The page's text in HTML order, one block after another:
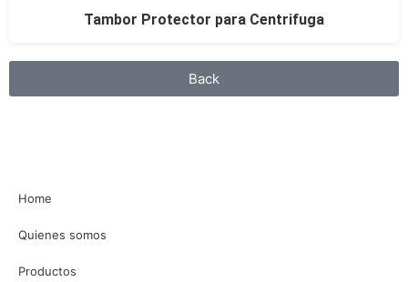
Tambor Protector para Centrifuga
Back
Home
Quienes somos
Productos